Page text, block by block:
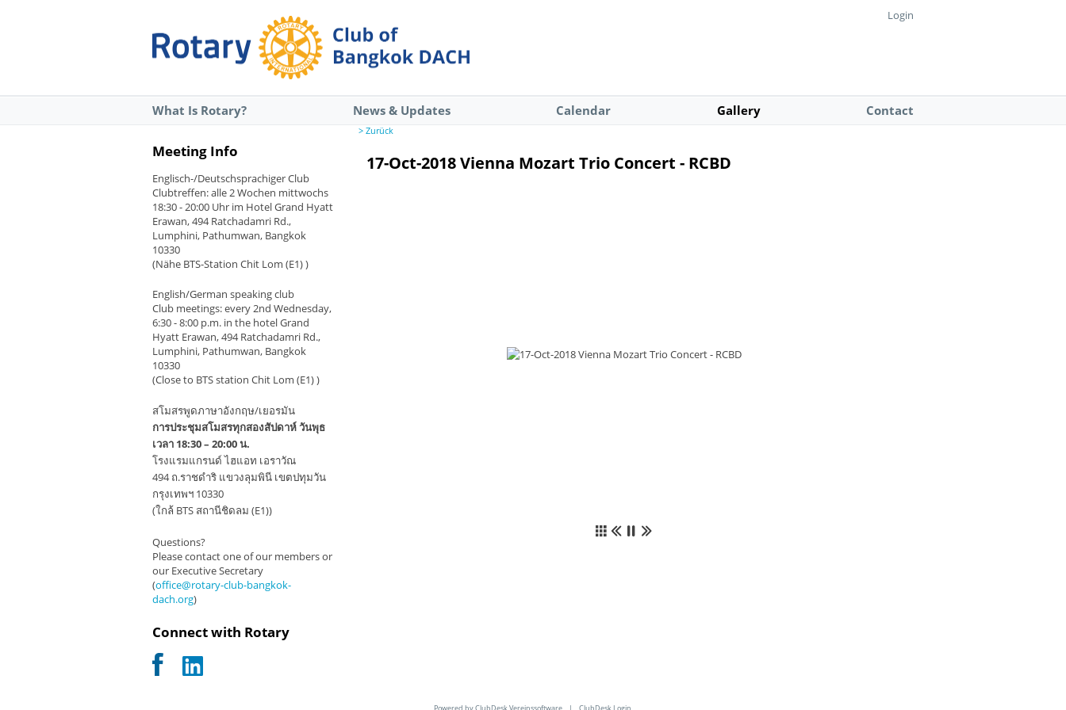
Login
What Is Rotary? News & Updates Calendar Gallery Contact
Meeting Info
Englisch-/Deutschsprachiger Club
Clubtreffen: alle 2 Wochen mittwochs
18:30 - 20:00 Uhr im Hotel Grand Hyatt
Erawan, 494 Ratchadamri Rd.,
Lumphini, Pathumwan, Bangkok
10330
(Nähe BTS-Station Chit Lom (E1) )
English/German speaking club
Club meetings: every 2nd Wednesday,
6:30 - 8:00 p.m. in the hotel Grand
Hyatt Erawan, 494 Ratchadamri Rd.,
Lumphini, Pathumwan, Bangkok
10330
(Close to BTS station Chit Lom (E1) )
สโมสรพูดภาษาอังกฤษ/เยอรมัน
การประชุมสโมสรทุกสองสัปดาห์ วันพุธ
เวลา 18:30 – 20:00 น.
โรงแรมแกรนด์ ไฮแอท เอราวัณ
494 ถ.ราชดำริ แขวงลุมพินี เขตปทุมวัน
กรุงเทพฯ 10330
(ใกล้ BTS สถานีชิดลม (E1))
Questions?
Please contact one of our members or
our Executive Secretary
(office@rotary-club-bangkok-
dach.org)
Connect with Rotary
> Zurück
17-Oct-2018 Vienna Mozart Trio Concert - RCBD
Powered by ClubDesk Vereinssoftware |ClubDesk Login